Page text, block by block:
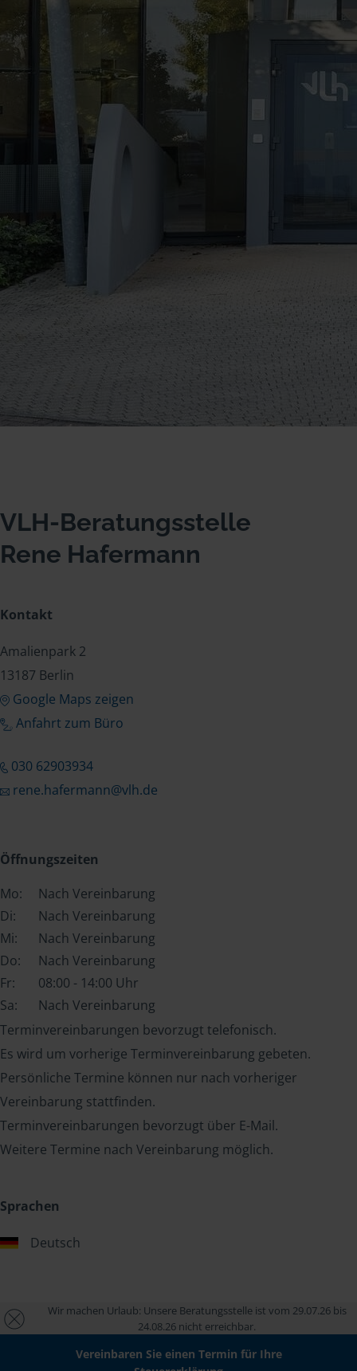
VLH-Beratungsstelle
Rene Hafermann
Kontakt
Amalienpark 2
13187 Berlin
Google Maps zeigen
Anfahrt zum Büro
030 62903934
rene.hafermann@vlh.de
Öffnungszeiten
Mo:
Nach Vereinbarung
Di:
Nach Vereinbarung
Mi:
Nach Vereinbarung
Do:
Nach Vereinbarung
Fr:
08:00 - 14:00 Uhr
Sa:
Nach Vereinbarung
Terminvereinbarungen bevorzugt telefonisch.
Es wird um vorherige Terminvereinbarung gebeten.
Persönliche Termine können nur nach vorheriger
Vereinbarung stattfinden.
Terminvereinbarungen bevorzugt über E-Mail.
Weitere Termine nach Vereinbarung möglich.
Sprachen
Deutsch
Wir machen Urlaub: Unsere Beratungsstelle ist vom 29.07.26 bis
24.08.26 nicht erreichbar.
Vereinbaren Sie einen Termin für Ihre